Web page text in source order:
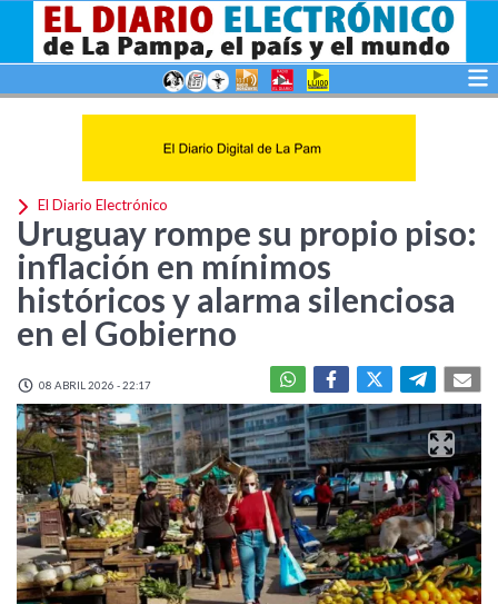
El Diario Electrónico
Uruguay rompe su propio piso:
inflación en mínimos
históricos y alarma silenciosa
en el Gobierno
08 ABRIL 2026 - 22:17